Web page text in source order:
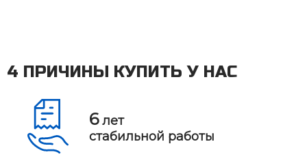
4 ПРИЧИНЫ КУПИТЬ У НАС
6лет
стабильной работы